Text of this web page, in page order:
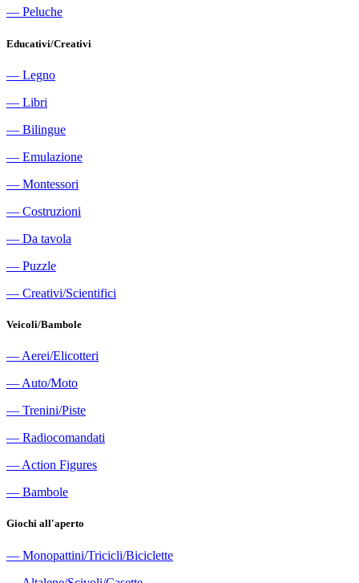
― Peluche
Educativi/Creativi
― Legno
― Libri
― Bilingue
― Emulazione
― Montessori
― Costruzioni
― Da tavola
― Puzzle
― Creativi/Scientifici
Veicoli/Bambole
― Aerei/Elicotteri
― Auto/Moto
― Trenini/Piste
― Radiocomandati
― Action Figures
― Bambole
Giochi all'aperto
― Monopattini/Tricicli/Biciclette